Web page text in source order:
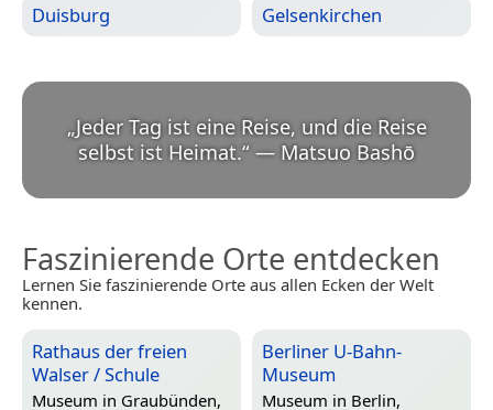
Duisburg Gelsenkirchen
„Jeder Tag ist eine Reise, und die Reise
selbst ist Heimat.“ — Matsuo Bashō
Faszinierende Orte entdecken
Lernen Sie faszinierende Orte aus allen Ecken der Welt
kennen.
Rathaus der freien
Walser / Schule
Museum in Graubünden,
Berliner U-Bahn-
Museum
Museum in Berlin,